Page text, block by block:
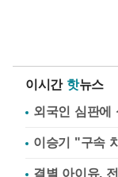
이시간 핫뉴스
외국인 심판에
이승기 "구속
결별 아이유,